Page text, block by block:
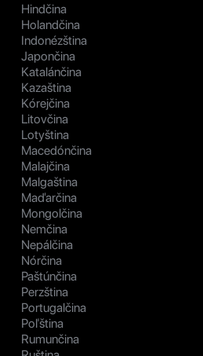
Hindčina
Holandčina
Indonézština
Japončina
Katalánčina
Kazaština
Kórejčina
Litovčina
Lotyština
Macedónčina
Malajčina
Malgaština
Maďarčina
Mongolčina
Nemčina
Nepálčina
Nórčina
Paštúnčina
Perzština
Portugalčina
Poľština
Rumunčina